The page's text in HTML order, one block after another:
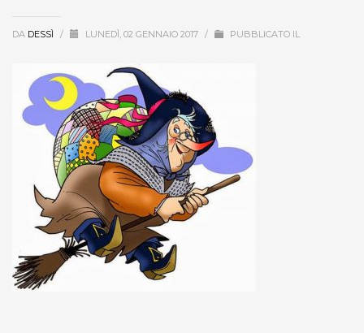
DA DESSÌ / LUNEDÌ, 02 GENNAIO 2017 / PUBBLICATO IL